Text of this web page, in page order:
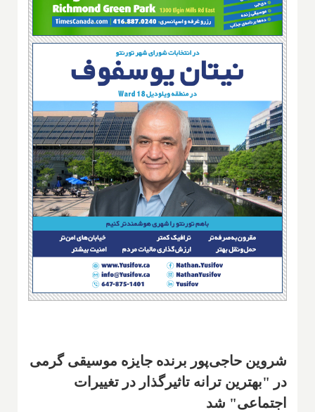
شروین حاجی‌پور برنده جایزه موسیقی گرمی
در "بهترین ترانه تاثیرگذار در تغییرات
اجتماعی" شد